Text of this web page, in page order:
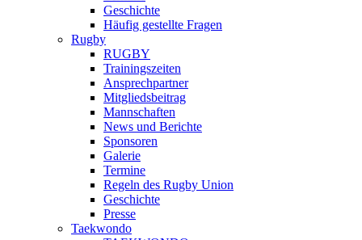
Geschichte
Häufig gestellte Fragen
Rugby
RUGBY
Trainingszeiten
Ansprechpartner
Mitgliedsbeitrag
Mannschaften
News und Berichte
Sponsoren
Galerie
Termine
Regeln des Rugby Union
Geschichte
Presse
Taekwondo